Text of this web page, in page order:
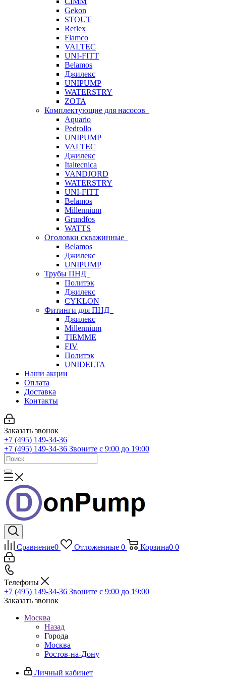
Gekon
STOUT
Reflex
Flamco
VALTEC
UNI-FITT
Belamos
Джилекс
UNIPUMP
WATERSTRY
ZOTA
Комплектующие для насосов
Aquario
Pedrollo
UNIPUMP
VALTEC
Джилекс
Italtecnica
VANDJORD
WATERSTRY
UNI-FITT
Belamos
Millennium
Grundfos
WATTS
Оголовки скважинные
Belamos
Джилекс
UNIPUMP
Трубы ПНД
Политэк
Джилекс
CYKLON
Фитинги для ПНД
Джилекс
Millennium
TIEMME
FIV
Политэк
UNIDELTA
Наши акции
Оплата
Доставка
Контакты
Заказать звонок
+7 (495) 149-34-36
+7 (495) 149-34-36 Звоните с 9:00 до 19:00
Сравнение0 Отложенные 0 Корзина0 0
Телефоны
+7 (495) 149-34-36 Звоните с 9:00 до 19:00
Заказать звонок
Москва
Назад
Города
Москва
Ростов-на-Дону
Личный кабинет